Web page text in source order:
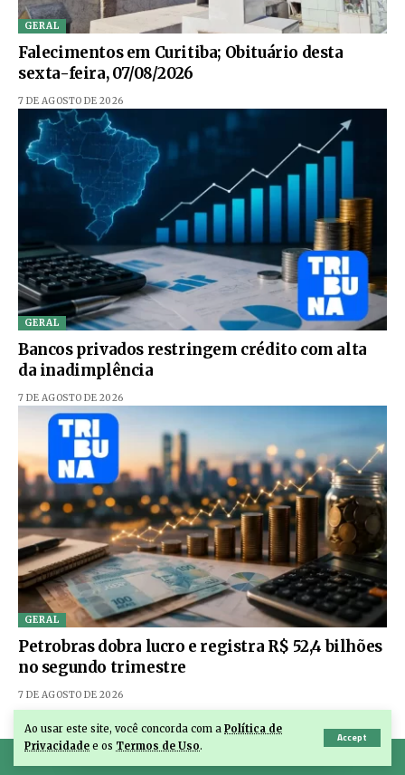
Ao usar este site, você concorda com a Política de
Privacidade e os Termos de Uso.
Accept
GERAL
Falecimentos em Curitiba; Obituário desta
sexta-feira, 07/08/2026
7 DE AGOSTO DE 2026
GERAL
Bancos privados restringem crédito com alta
da inadimplência
7 DE AGOSTO DE 2026
GERAL
Petrobras dobra lucro e registra R$ 52,4 bilhões
no segundo trimestre
7 DE AGOSTO DE 2026